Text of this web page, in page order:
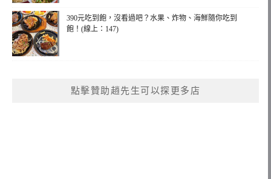
390元吃到飽，沒看過吧？水果、炸物、海鮮隨你吃到
飽！(線上：147)
點擊贊助趙先生可以探更多店